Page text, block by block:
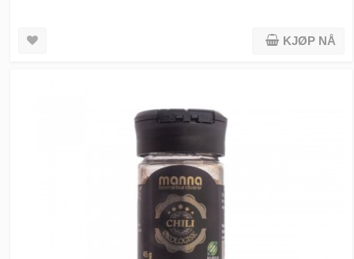
KJØP NÅ